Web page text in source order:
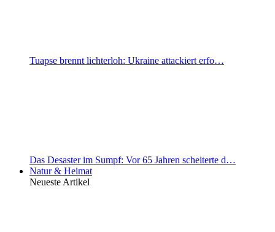
Tuapse brennt lichterloh: Ukraine attackiert erfo…
Das Desaster im Sumpf: Vor 65 Jahren scheiterte d…
Natur & Heimat
Neueste Artikel